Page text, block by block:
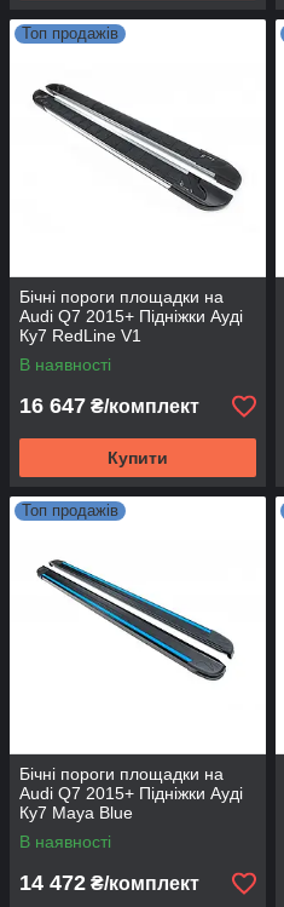
Топ продажів
Бічні пороги площадки на
Audi Q7 2015+ Підніжки Ауді
Ку7 RedLine V1
В наявності
16 647 ₴/комплект
Купити
Топ продажів
Бічні пороги площадки на
Audi Q7 2015+ Підніжки Ауді
Ку7 Maya Blue
В наявності
14 472 ₴/комплект